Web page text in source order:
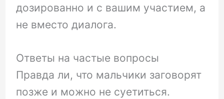
дозированно и с вашим участием, а
не вместо диалога.
Ответы на частые вопросы
Правда ли, что мальчики заговорят
позже и можно не суетиться.